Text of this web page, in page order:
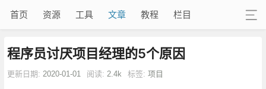
首页 资源 工具 文章 教程 栏目
程序员讨厌项目经理的5个原因
更新日期: 2020-01-01 阅读: 2.4k 标签: 项目